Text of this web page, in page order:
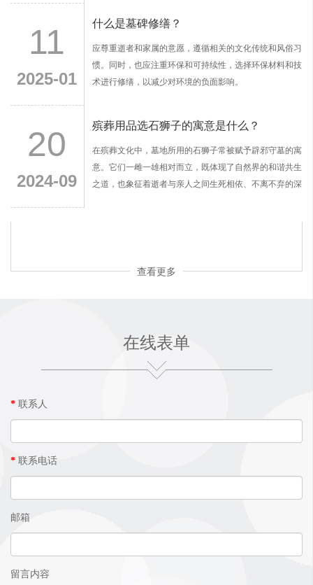
11
2025-01
什么是墓碑修缮？
应尊重逝者和家属的意愿，遵循相关的文化传统和风俗习
惯。同时，也应注重环保和可持续性，选择环保材料和技
术进行修缮，以减少对环境的负面影响。
20
2024-09
殡葬用品选石狮子的寓意是什么？
在殡葬文化中，墓地所用的石狮子常被赋予辟邪守墓的寓
意。它们一雌一雄相对而立，既体现了自然界的和谐共生
之道，也象征着逝者与亲人之间生死相依、不离不弃的深
查看更多
在线表单
* 联系人
* 联系电话
邮箱
留言内容